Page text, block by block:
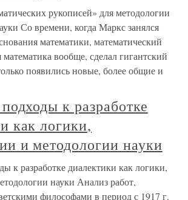
рукописей» для методологии
Со времени, когда Маркс занялся
математики, математический
математика вообще, сделал гигантский
появились новые, более общие и
к разработке
как логики,
и методологии науки
к разработке диалектики как логики,
науки Анализ работ,
философами в период с 1917 г.